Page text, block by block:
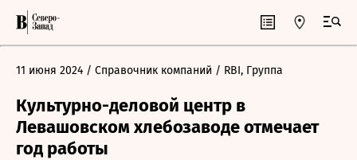
11 июня 2024 / Справочник компаний / RBI, Группа
Культурно-деловой центр в
Левашовском хлебозаводе отмечает
год работы